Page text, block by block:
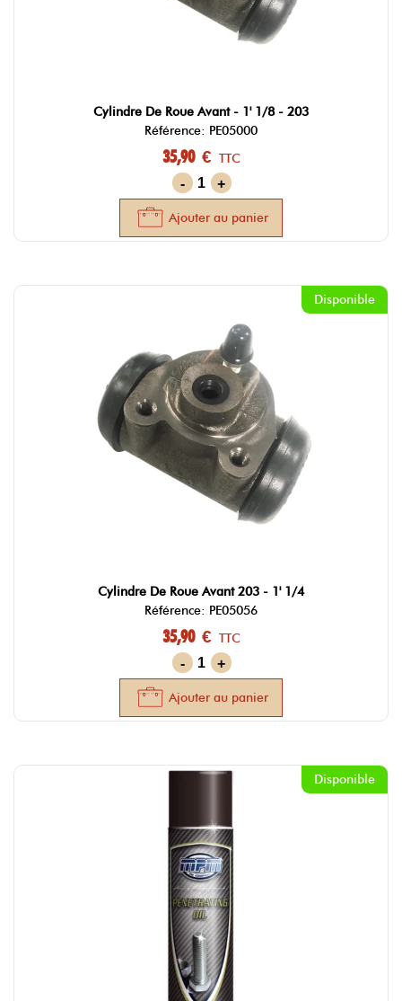
Cylindre De Roue Avant - 1' 1/8 - 203
Référence: PE05000
35,90 € TTC
-
+
Ajouter au panier
Disponible
Cylindre De Roue Avant 203 - 1' 1/4
Référence: PE05056
35,90 € TTC
-
+
Ajouter au panier
Disponible